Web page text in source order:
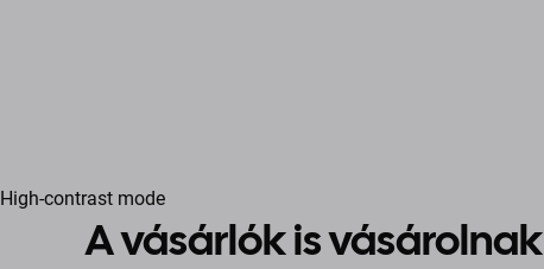
High-contrast mode
A vásárlók is vásárolnak